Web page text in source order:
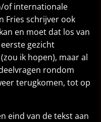
of internationale
Fries schrijver ook
en moet dat los van
gezicht
ik hopen), maar al
rondom
terugkomen, tot op
eind van de tekst aan